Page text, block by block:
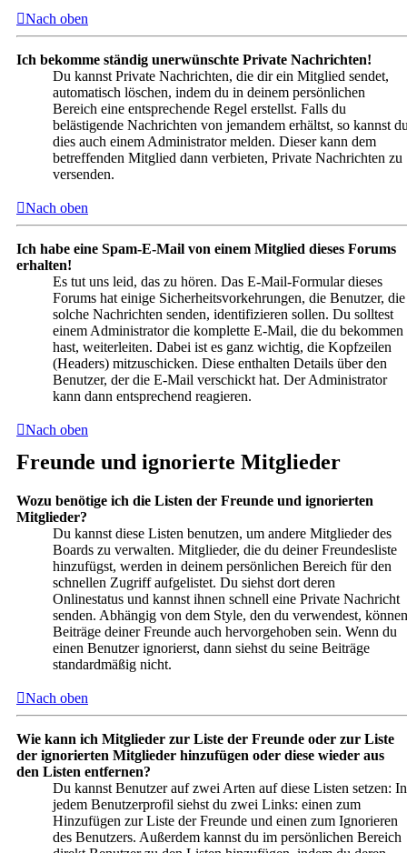
Nach oben
Ich bekomme ständig unerwünschte Private Nachrichten!
Du kannst Private Nachrichten, die dir ein Mitglied sendet,
automatisch löschen, indem du in deinem persönlichen
Bereich eine entsprechende Regel erstellst. Falls du
belästigende Nachrichten von jemandem erhältst, so kannst
dies auch einem Administrator melden. Dieser kann dem
betreffenden Mitglied dann verbieten, Private Nachrichten zu
versenden.
Nach oben
Ich habe eine Spam-E-Mail von einem Mitglied dieses Forums
erhalten!
Es tut uns leid, das zu hören. Das E-Mail-Formular dieses
Forums hat einige Sicherheitsvorkehrungen, die Benutzer, die
solche Nachrichten senden, identifizieren sollen. Du solltest
einem Administrator die komplette E-Mail, die du bekommen
hast, weiterleiten. Dabei ist es ganz wichtig, die Kopfzeilen
(Headers) mitzuschicken. Diese enthalten Details über den
Benutzer, der die E-Mail verschickt hat. Der Administrator
kann dann entsprechend reagieren.
Nach oben
Freunde und ignorierte Mitglieder
Wozu benötige ich die Listen der Freunde und ignorierten
Mitglieder?
Du kannst diese Listen benutzen, um andere Mitglieder des
Boards zu verwalten. Mitglieder, die du deiner Freundesliste
hinzufügst, werden in deinem persönlichen Bereich für den
schnellen Zugriff aufgelistet. Du siehst dort deren
Onlinestatus und kannst ihnen schnell eine Private Nachricht
senden. Abhängig von dem Style, den du verwendest, können
Beiträge deiner Freunde auch hervorgehoben sein. Wenn du
einen Benutzer ignorierst, dann siehst du seine Beiträge
standardmäßig nicht.
Nach oben
Wie kann ich Mitglieder zur Liste der Freunde oder zur Liste
der ignorierten Mitglieder hinzufügen oder diese wieder aus
den Listen entfernen?
Du kannst Benutzer auf zwei Arten auf diese Listen setzen: In
jedem Benutzerprofil siehst du zwei Links: einen zum
Hinzufügen zur Liste der Freunde und einen zum Ignorieren
des Benutzers. Außerdem kannst du im persönlichen Bereich